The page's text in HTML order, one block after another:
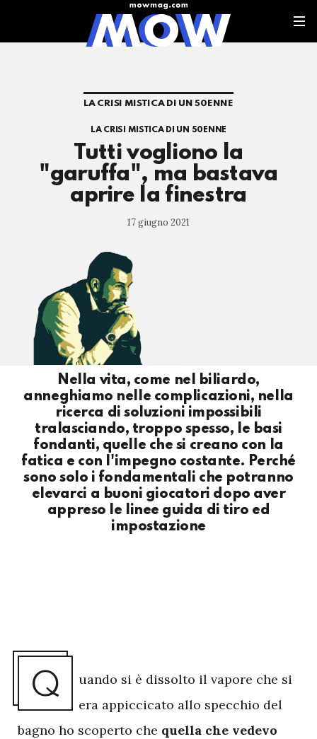
LA CRISI MISTICA DI UN 50ENNE
LA CRISI MISTICA DI UN 50ENNE
Tutti vogliono la
"garuffa", ma bastava
aprire la finestra
17 giugno 2021
Nella vita, come nel biliardo,
anneghiamo nelle complicazioni, nella
ricerca di soluzioni impossibili
tralasciando, troppo spesso, le basi
fondanti, quelle che si creano con la
fatica e con l'impegno costante. Perché
sono solo i fondamentali che potranno
elevarci a buoni giocatori dopo aver
appreso le linee guida di tiro ed
impostazione
Q
uando si è dissolto il vapore che si
era appiccicato allo specchio del
bagno ho scoperto che quella che vedevo